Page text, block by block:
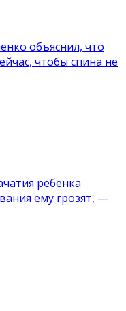
объяснил, что
чтобы спина не
ребенка
ему грозят, —